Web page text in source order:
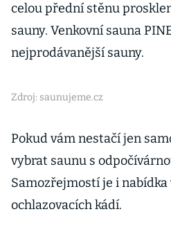
celou přední stěnu
sauny. Venkovní sauna
nejprodávanější sauny.
Zdroj: saunujeme.cz
Pokud vám nestačí jen
vybrat saunu s
Samozřejmostí je i nabídka
ochlazovacích kádí.